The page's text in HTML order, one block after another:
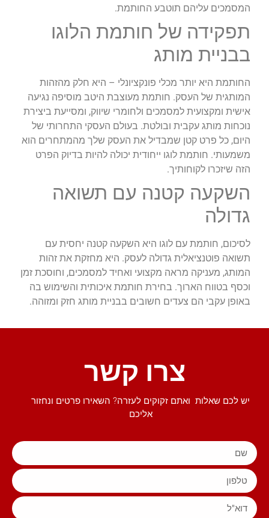
המסמכים עליהם תוטבע החותמת.
תפקידה של חותמת הלוגו
בבניית מותג
החותמת היא יותר מכלי פונקציונלי – היא חלק מהזהות
המותגית של העסק. חותמת מעוצבת היטב מוסיפה נגיעה
אישית ומקצועית למסמכים ולחומרי שיווק, ומסייעת ביצירת
נוכחות מותג עקבית ובולטת. בעולם העסקי התחרותי של
היום, כל פרט קטן שמבדיל את העסק שלך מהמתחרים הוא
משמעותי. חותמת לוגו ייחודית יכולה להיות בדיוק הפרט
הזה שיזכרו לקוחותיך.
השקעה קטנה עם תשואה
גדולה
לסיכום, חותמת עם לוגו היא השקעה קטנה יחסית עם
תשואה פוטנציאלית גדולה לעסק. היא מחזקת את זהות
המותג, מעניקה מראה מקצועי ואחיד למסמכים, וחוסכת זמן
וכסף בטווח הארוך. בחירת חותמת איכותית והשימוש בה
באופן עקבי הם צעדים חשובים בבניית מותג חזק ומזוהה.
צרו קשר
יש לכם שאלות ואתם זקוקים לעזרה? השאירו פרטים ונחזור
אליכם